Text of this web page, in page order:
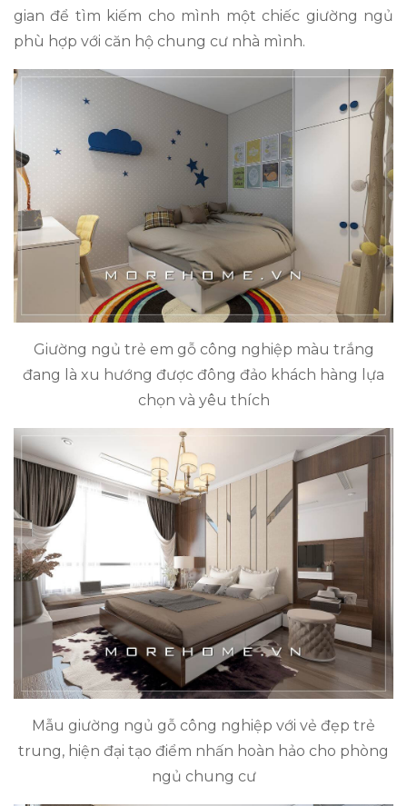
gian để tìm kiếm cho mình một chiếc giường ngủ
phù hợp với căn hộ chung cư nhà mình.
Giường ngủ trẻ em gỗ công nghiệp màu trắng
đang là xu hướng được đông đảo khách hàng lựa
chọn và yêu thích
Mẫu giường ngủ gỗ công nghiệp với vẻ đẹp trẻ
trung, hiện đại tạo điểm nhấn hoàn hảo cho phòng
ngủ chung cư